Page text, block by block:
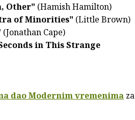
Other" (Hamish Hamilton)
of Minorities" (Little Brown)
(Jonathan Cape)
in This Strange
dao Modernim vremenima za